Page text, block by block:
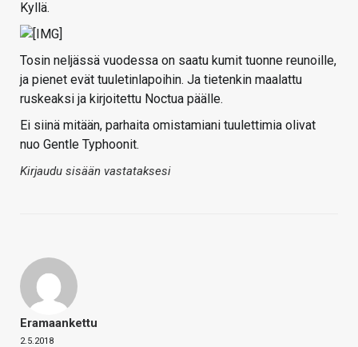
Kyllä.
Tosin neljässä vuodessa on saatu kumit tuonne reunoille,
ja pienet evät tuuletinlapoihin. Ja tietenkin maalattu
ruskeaksi ja kirjoitettu Noctua päälle.
Ei siinä mitään, parhaita omistamiani tuulettimia olivat
nuo Gentle Typhoonit.
Kirjaudu sisään vastataksesi
Eramaankettu
2.5.2018